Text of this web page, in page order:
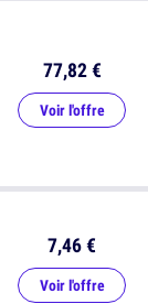
77,82 €
Voir l'offre
7,46 €
Voir l'offre